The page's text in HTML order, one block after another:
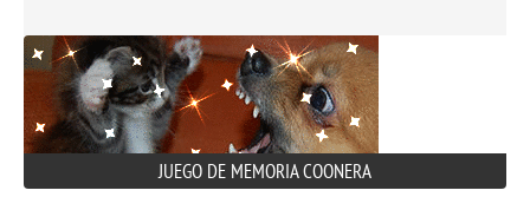
JUEGO DE MEMORIA COONERA